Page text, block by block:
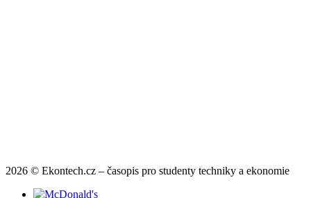
2026 © Ekontech.cz – časopis pro studenty techniky a ekonomie